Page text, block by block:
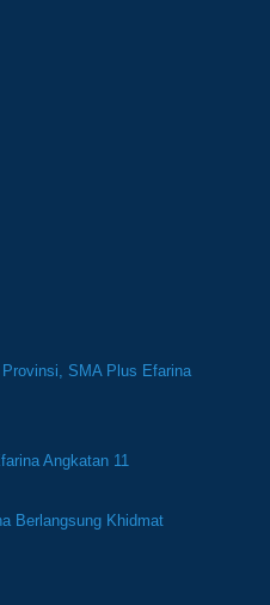
SMA Plus Efarina
Angkatan 11
Berlangsung Khidmat